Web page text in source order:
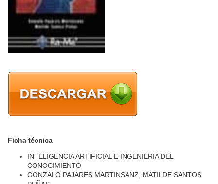
Ficha técnica
INTELIGENCIA ARTIFICIAL E INGENIERIA DEL
CONOCIMIENTO
GONZALO PAJARES MARTINSANZ, MATILDE SANTOS